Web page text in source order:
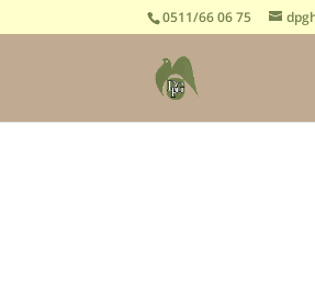
0511/66 06 75